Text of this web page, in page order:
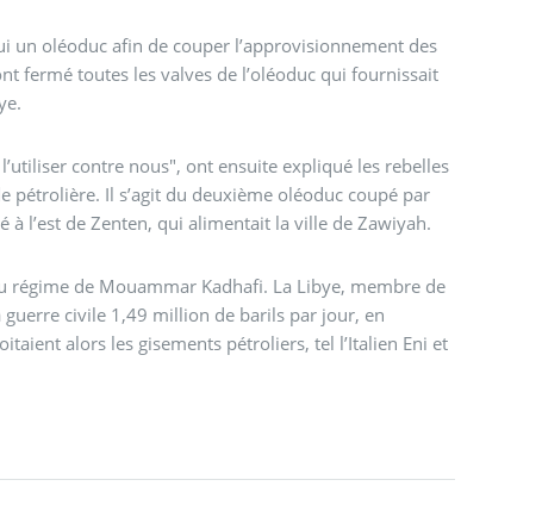
un oléoduc afin de couper l’approvisionnement des
fermé toutes les valves de l’oléoduc qui fournissait
contre nous", ont ensuite expliqué les rebelles
pétrolière. Il s’agit du deuxième oléoduc coupé par
l’est de Zenten, qui alimentait la ville de Zawiyah.
de Mouammar Kadhafi. La Libye, membre de
civile 1,49 million de barils par jour, en
alors les gisements pétroliers, tel l’Italien Eni et